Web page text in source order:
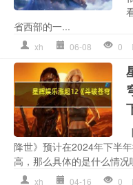
省西部的一...
xh 06-08 0
降世》预计在2024年下半
高，那么具体的是什么情
xh 04-16 0